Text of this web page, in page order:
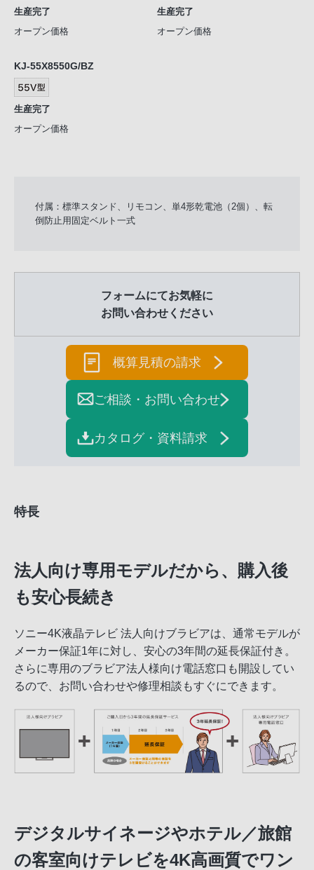
生産完了
オープン価格
生産完了
オープン価格
KJ-55X8550G/BZ
生産完了
オープン価格
付属：標準スタンド、リモコン、単4形乾電池（2個）、転
倒防止用固定ベルト一式
フォームにてお気軽に
お問い合わせください
概算見積の請求
ご相談・お問い合わせ
カタログ・資料請求
特長
法人向け専用モデルだから、購入後
も安心長続き
ソニー4K液晶テレビ 法人向けブラビアは、通常モデルが
メーカー保証1年に対し、安心の3年間の延長保証付き。
さらに専用のブラビア法人様向け電話窓口も開設してい
るので、お問い合わせや修理相談もすぐにできます。
デジタルサイネージやホテル／旅館
の客室向けテレビを4K高画質でワン